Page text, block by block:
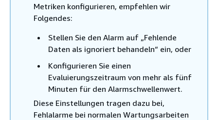
Metriken konfigurieren, empfehlen wir
Folgendes:
Stellen Sie den Alarm auf „Fehlende
Daten als ignoriert behandeln“ ein, oder
Konfigurieren Sie einen
Evaluierungszeitraum von mehr als fünf
Minuten für den Alarmschwellenwert.
Diese Einstellungen tragen dazu bei,
Fehlalarme bei normalen Wartungsarbeiten